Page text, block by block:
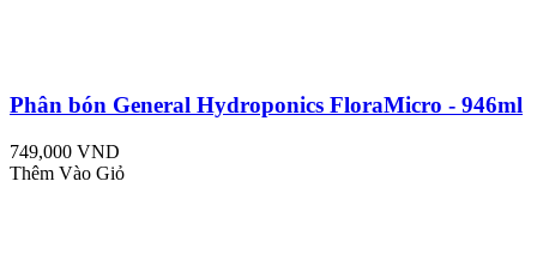
Phân bón General Hydroponics FloraMicro - 946ml
749,000 VND
Thêm Vào Giỏ